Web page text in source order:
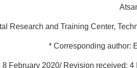
Research and Training Center,
* Corresponding author:
8 February 2020/ Revision received: